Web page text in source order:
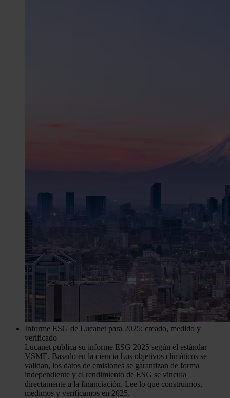
Informe ESG de Lucanet para 2025: creado, medido y
verificado
Lucanet publica su informe ESG 2025 según el estándar
VSME. Basado en la ciencia Los objetivos climáticos se
validan, los datos de emisiones se garantizan de forma
independiente y el rendimiento de ESG se vincula
directamente a la financiación. Lee lo que construimos,
medimos y verificamos en 2025.